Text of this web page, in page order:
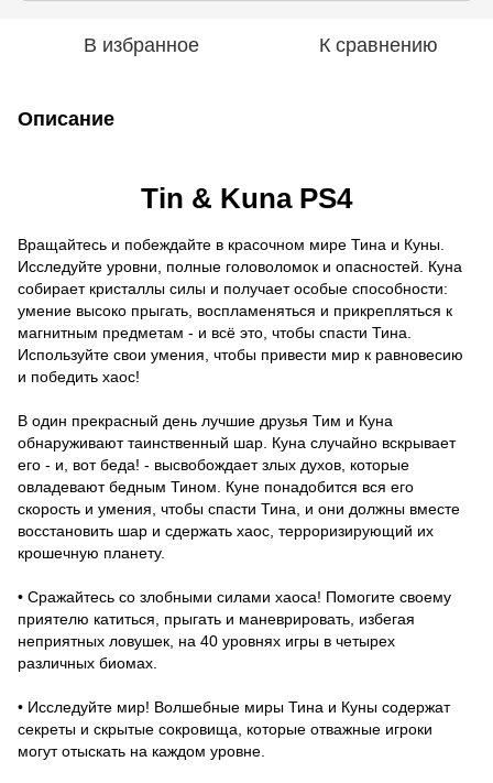
В избранное К сравнению
Описание
Tin & Kuna PS4
Вращайтесь и побеждайте в красочном мире Тина и Куны.
Исследуйте уровни, полные головоломок и опасностей. Куна
собирает кристаллы силы и получает особые способности:
умение высоко прыгать, воспламеняться и прикрепляться к
магнитным предметам - и всё это, чтобы спасти Тина.
Используйте свои умения, чтобы привести мир к равновесию
и победить хаос!
В один прекрасный день лучшие друзья Тим и Куна
обнаруживают таинственный шар. Куна случайно вскрывает
его - и, вот беда! - высвобождает злых духов, которые
овладевают бедным Тином. Куне понадобится вся его
скорость и умения, чтобы спасти Тина, и они должны вместе
восстановить шар и сдержать хаос, терроризирующий их
крошечную планету.
• Сражайтесь со злобными силами хаоса! Помогите своему
приятелю катиться, прыгать и маневрировать, избегая
неприятных ловушек, на 40 уровнях игры в четырех
различных биомах.
• Исследуйте мир! Волшебные миры Тина и Куны содержат
секреты и скрытые сокровища, которые отважные игроки
могут отыскать на каждом уровне.